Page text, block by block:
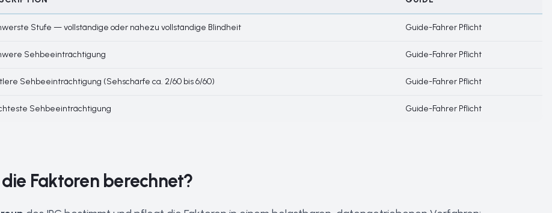
Stufe — vollständige oder nahezu vollständige Blindheit Guide-Fahrer Pflicht
Sehbeeinträchtigung Guide-Fahrer Pflicht
Sehbeeinträchtigung (Sehschärfe ca. 2/60 bis 6/60) Guide-Fahrer Pflicht
Sehbeeinträchtigung Guide-Fahrer Pflicht
Faktoren berechnet?